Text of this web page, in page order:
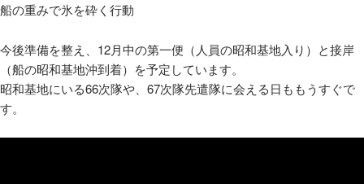
船の重みで氷を砕く行動
今後準備を整え、12月中の第一便（人員の昭和基地入り）と接岸
（船の昭和基地沖到着）を予定しています。
昭和基地にいる66次隊や、67次隊先遣隊に会える日ももうすぐで
す。